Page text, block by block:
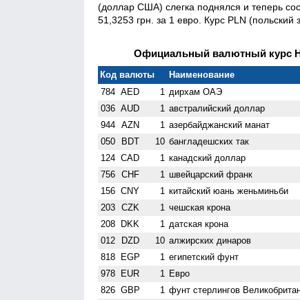
(доллар США) слегка поднялся и теперь
51,3253 грн. за 1 евро. Курс PLN (польский
Официальный валютный курс
Код валюты Наименование
784 AED 1 дирхам ОАЭ
036 AUD 1 австралийский доллар
944 AZN 1 азербайджанский манат
050 BDT 10 бангладешских так
124 CAD 1 канадский доллар
756 CHF 1 швейцарский франк
156 CNY 1 китайский юань женьминьби
203 CZK 1 чешская крона
208 DKK 1 датская крона
012 DZD 10 алжирских динаров
818 EGP 1 египетский фунт
978 EUR 1 Евро
826 GBP 1 фунт стерлингов